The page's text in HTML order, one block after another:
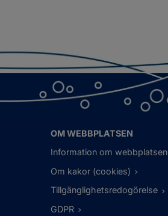
OM WEBBPLATSEN
Information om webbplatsen
Om kakor (cookies)
Tillgänglighetsredogörelse
GDPR